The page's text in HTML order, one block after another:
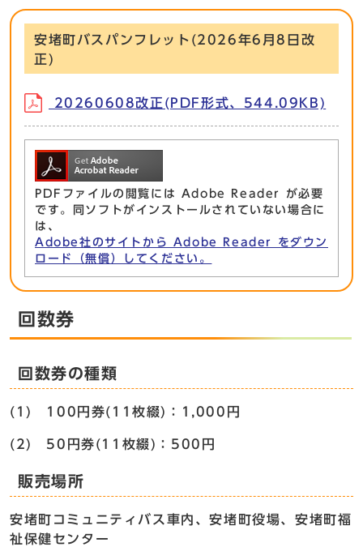
安堵町バスパンフレット(2026年6月8日改
正)
20260608改正(PDF形式、544.09KB)
PDFファイルの閲覧には Adobe Reader が必要
です。同ソフトがインストールされていない場合に
は、
Adobe社のサイトから Adobe Reader をダウン
ロード（無償）してください。
回数券
回数券の種類
(1) 100円券(11枚綴)：1,000円
(2) 50円券(11枚綴)：500円
販売場所
安堵町コミュニティバス車内、安堵町役場、安堵町福
祉保健センター